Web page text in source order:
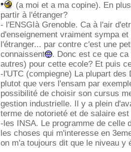
(a moi et a ma copine). En
partir à l'étranger?
- l'ENSGIà Grenoble. Ca à l'air
d'enseignement vraiment sympa
l'étranger... par contre c'est une
connaissent
. Donc est ce que
autres) pour cette ecole? Et puis
-l'UTC (compiegne) La plupart
plutot que vers l'ensam par
possibilité de choisir son cursus
gestion industrielle. Il y a plein
terme de notorieté et de salaire
-les INSA. Le programme de celle
les choses qui m'interesse en
on m'a toujours dit que le niveau y